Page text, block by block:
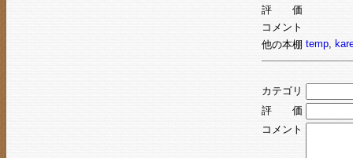
評 価
コメント
他の本棚 temp,
カテゴリ
評 価
コメント